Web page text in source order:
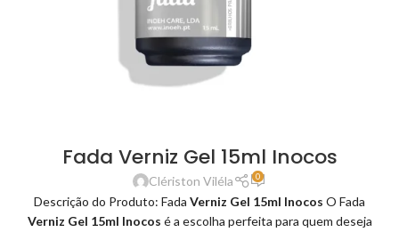
Fada Verniz Gel 15ml Inocos
Clériston Viléla 0
Descrição do Produto: Fada Verniz Gel 15ml Inocos O Fada
Verniz Gel 15ml Inocos é a escolha perfeita para quem deseja